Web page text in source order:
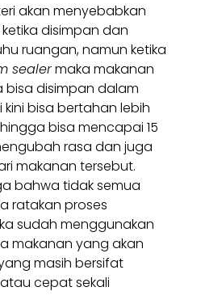
akan menyebabkan
disimpan dan
ruangan, namun ketika
sealermaka makanan
disimpan dalam
bisa bertahan lebih
bisa mencapai 15
rasa dan juga
makanan tersebut.
bahwa tidak semua
ratakan proses
sudah menggunakan
makanan yang akan
masih bersifat
cepat sekali